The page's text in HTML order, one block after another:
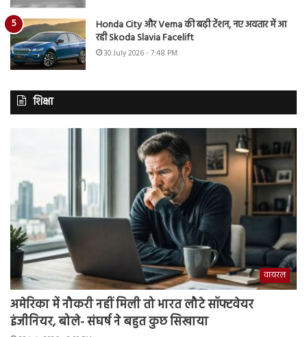
Honda City और Verna की बढ़ी टेंशन, नए अवतार में आ
रही Skoda Slavia Facelift
30 July 2026 - 7:48 PM
शिक्षा
वायरल
अमेरिका में नौकरी नहीं मिली तो भारत लौटे सॉफ्टवेयर
इंजीनियर, बोले- संघर्ष ने बहुत कुछ सिखाया